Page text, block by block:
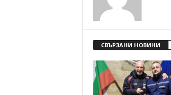
СВЪРЗАНИ НОВИНИ